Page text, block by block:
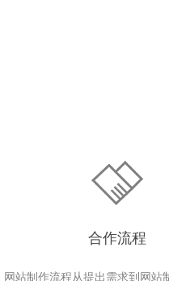
合作流程
网站制作流程从提出需求到网站